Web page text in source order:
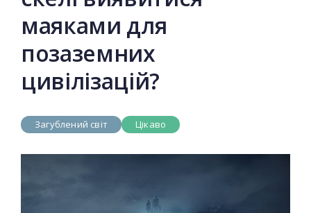
маяками для
позаземних
цивілізацій?
Загублений світ Цікаво